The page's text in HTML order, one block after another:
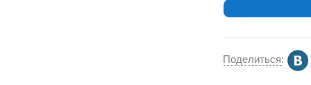
Поделиться: